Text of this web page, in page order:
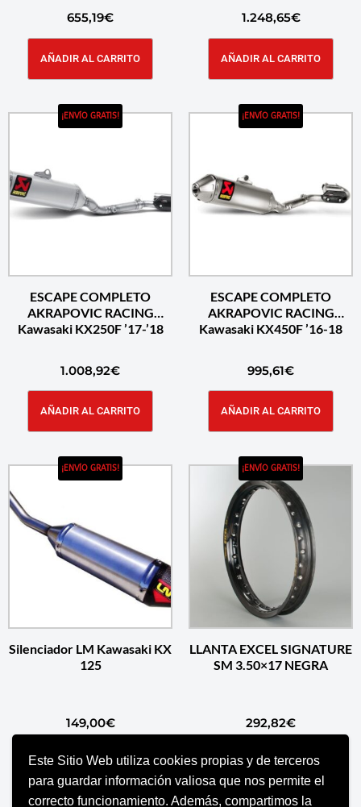
Este Sitio Web utiliza cookies propias y de terceros
para guardar información valiosa que nos permite el
correcto funcionamiento. Además, compartimos la
655,19€
AÑADIR AL CARRITO
1.248,65€
AÑADIR AL CARRITO
¡ENVÍO GRATIS!
ESCAPE COMPLETO
AKRAPOVIC RACING
Kawasaki KX250F ’17-’18
1.008,92€
AÑADIR AL CARRITO
¡ENVÍO GRATIS!
ESCAPE COMPLETO
AKRAPOVIC RACING
Kawasaki KX450F ’16-18
995,61€
AÑADIR AL CARRITO
¡ENVÍO GRATIS!
Silenciador LM Kawasaki KX
125
149,00€
SELECCIONAR OPCIONES
¡ENVÍO GRATIS!
LLANTA EXCEL SIGNATURE
SM 3.50×17 NEGRA
292,82€
AÑADIR AL CARRITO